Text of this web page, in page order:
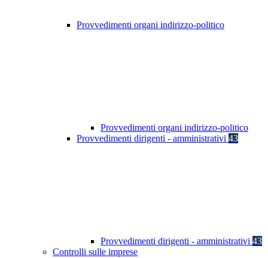
Provvedimenti organi indirizzo-politico
Provvedimenti organi indirizzo-politico
Provvedimenti dirigenti - amministrativi 43
Provvedimenti dirigenti - amministrativi 43
Controlli sulle imprese